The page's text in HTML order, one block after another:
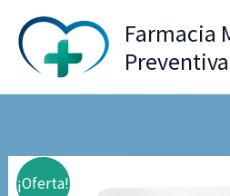
contenido
Farmacia
¡Oferta!